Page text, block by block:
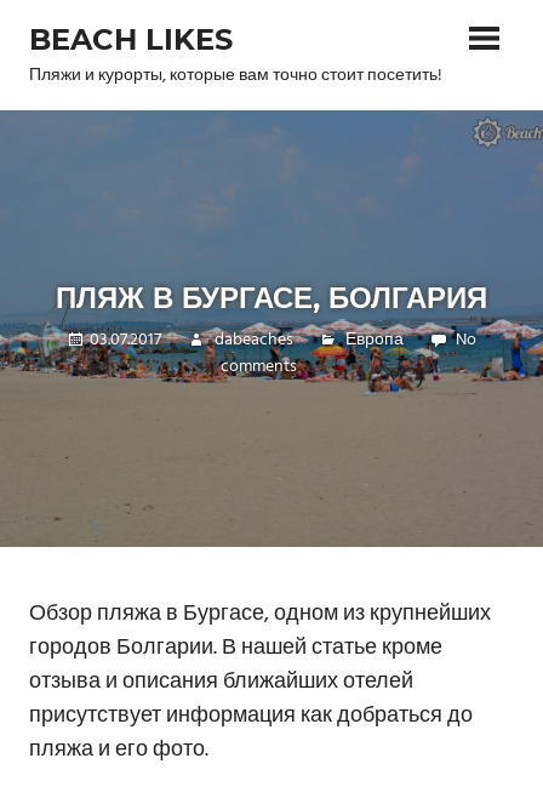
content
BEACH LIKES
Пляжи и курорты, которые вам точно стоит посетить!
ПЛЯЖ В БУРГАСЕ, БОЛГАРИЯ
03.07.2017 dabeaches Европа
No
comments
Обзор пляжа в Бургасе, одном из крупнейших
городов Болгарии. В нашей статье кроме
отзыва и описания ближайших отелей
присутствует информация как добраться до
пляжа и его фото.